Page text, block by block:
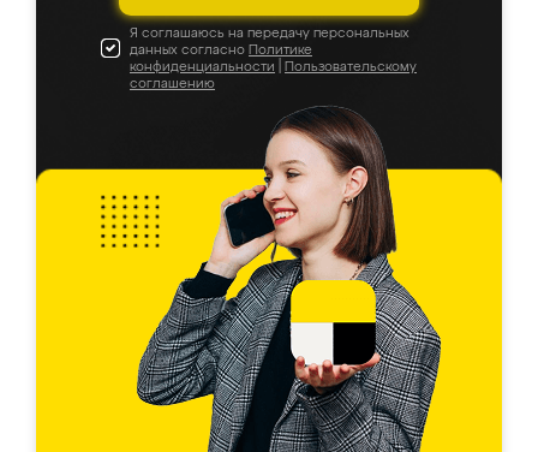
Я соглашаюсь на передачу персональных
данных согласно Политике
конфиденциальности
Пользовательскому
соглашению